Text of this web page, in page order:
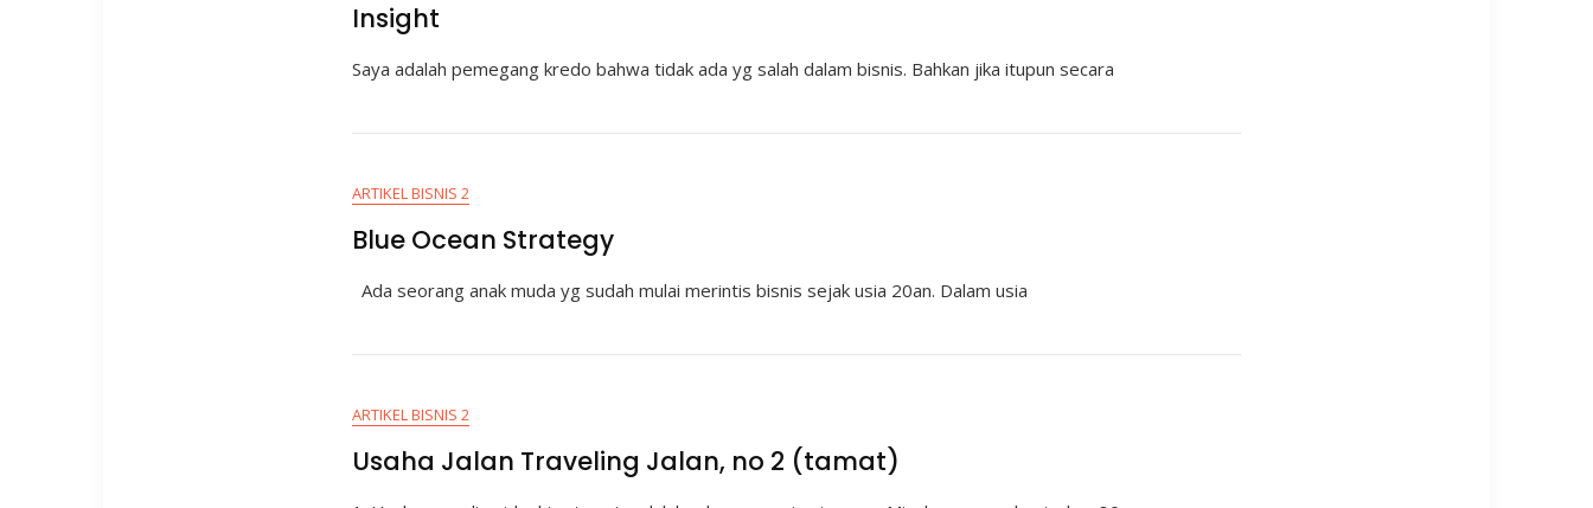
Insight
Saya adalah pemegang kredo bahwa tidak ada yg salah dalam bisnis. Bahkan jika itupun secara
ARTIKEL BISNIS 2
Blue Ocean Strategy
Ada seorang anak muda yg sudah mulai merintis bisnis sejak usia 20an. Dalam usia
ARTIKEL BISNIS 2
Usaha Jalan Traveling Jalan, no 2 (tamat)